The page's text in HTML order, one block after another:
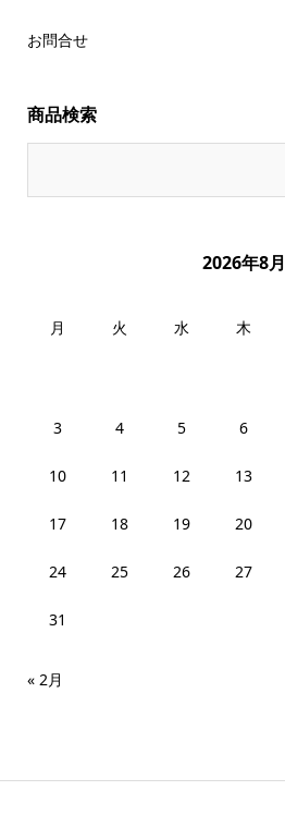
お問合せ
商品検索
2026年8月
月 火 水 木
3 4 5 6
10 11 12 13
17 18 19 20
24 25 26 27
31
« 2月